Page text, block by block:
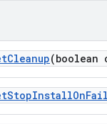
Cleanup(boolean
StopInstallOn